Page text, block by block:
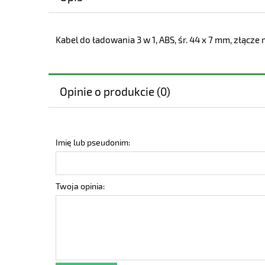
Kabel do ładowania 3 w 1, ABS, śr. 44 x 7 mm,
Opinie o produkcie (0)
Imię lub pseudonim:
Twoja opinia: